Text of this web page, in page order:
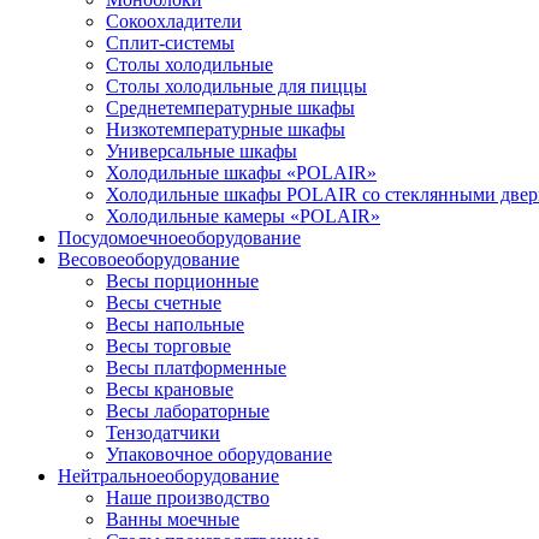
Сокоохладители
Сплит-системы
Столы холодильные
Столы холодильные для пиццы
Среднетемпературные шкафы
Низкотемпературные шкафы
Универсальные шкафы
Холодильные шкафы «POLAIR»
Холодильные шкафы POLAIR со стеклянными
Холодильные камеры «POLAIR»
Посудомоечноеоборудование
Весовоеоборудование
Весы порционные
Весы счетные
Весы напольные
Весы торговые
Весы платформенные
Весы крановые
Весы лабораторные
Тензодатчики
Упаковочное оборудование
Нейтральноеоборудование
Наше производство
Ванны моечные